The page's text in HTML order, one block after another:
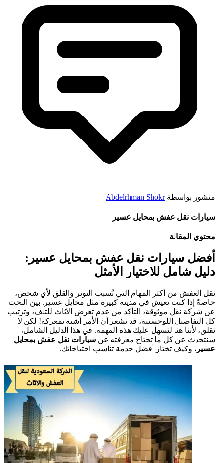
منشور بواسطةAbdelrhman Shokr
سيارات نقل عفش بمحايل عسير
محتوي المقالة
أفضل سيارات نقل عفش بمحايل عسير:
دليل شامل للاختيار الأمثل
نقل العفش من أكثر المهام التي تُسبب التوتر والقلق لأي شخص،
خاصةً إذا كنت تعيش في مدينة كبيرة مثل محايل عسير. بين البحث
عن شركة نقل موثوقة، التأكد من عدم تعرض الأثاث للتلف، وترتيب
كل التفاصيل اللوجستية، قد تشعر أن الأمر أشبه بمعركة! لكن لا
تقلق، لأننا هنا لنسهل عليك هذه المهمة. في هذا الدليل الشامل،
سنتحدث عن كل ما تحتاج معرفته عن سيارات نقل عفش بمحايل
عسير ، وكيف تختار أفضل خدمة تناسب احتياجاتك.